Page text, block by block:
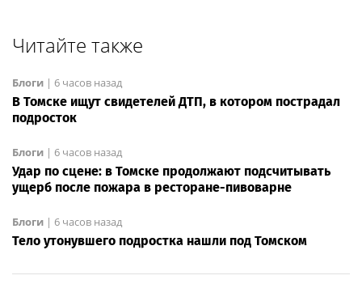
Читайте также
Блоги | 6 часов назад
В Томске ищут свидетелей ДТП, в котором пострадал
подросток
Блоги | 6 часов назад
Удар по сцене: в Томске продолжают подсчитывать
ущерб после пожара в ресторане-пивоварне
Блоги | 6 часов назад
Тело утонувшего подростка нашли под Томском